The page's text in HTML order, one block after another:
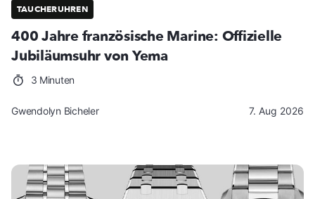
TAUCHERUHREN
400 Jahre französische Marine: Offizielle
Jubiläumsuhr von Yema
3 Minuten
Gwendolyn Bicheler 7. Aug 2026